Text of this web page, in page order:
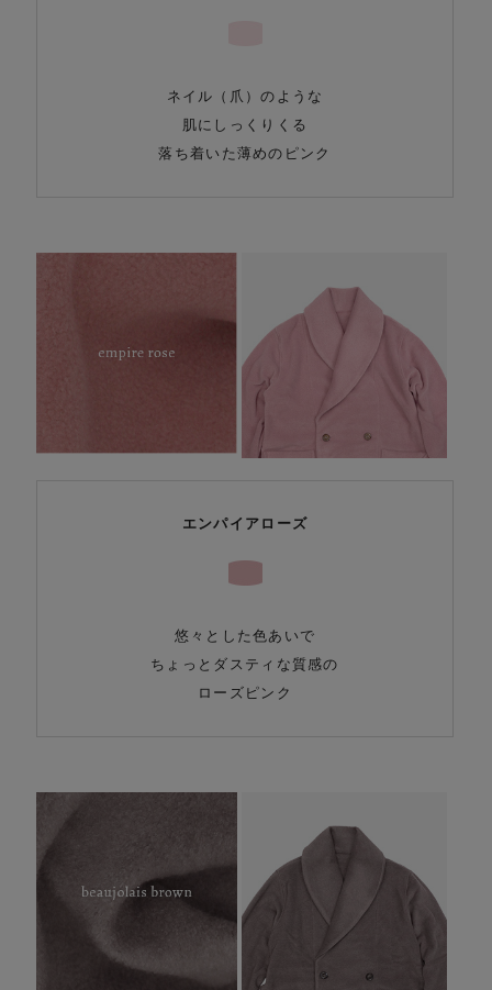
ネイル（爪）のような
肌にしっくりくる
落ち着いた薄めのピンク
エンパイアローズ
悠々とした色あいで
ちょっとダスティな質感の
ローズピンク